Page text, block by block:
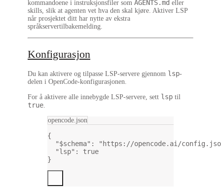
kommandoene i instruksjonsfiler som AGENTS.md eller
skills, slik at agenten vet hva den skal kjøre. Aktiver LSP
når prosjektet ditt har nytte av ekstra
språkservertilbakemelding.
Konfigurasjon
Du kan aktivere og tilpasse LSP-servere gjennom lsp-
delen i OpenCode-konfigurasjonen.
For å aktivere alle innebygde LSP-servere, sett lsp til
true
opencode.json
{
"$schema" :
"https://opencode.ai/
"lsp" : true
}